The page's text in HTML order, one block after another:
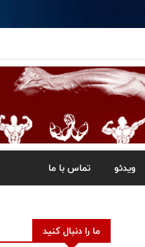
ویدئو تماس با ما
ما را دنبال کنید